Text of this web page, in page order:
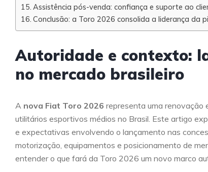
Assistência pós-venda: confiança e suporte ao
Conclusão: a Toro 2026 consolida a liderança da
Autoridade e contexto:
no mercado brasileiro
A nova Fiat Toro 2026 representa uma renovação
utilitários esportivos médios no Brasil. Este artigo
e expectativas envolvendo o lançamento nas
motorização, equipamentos e posicionamento de
entender o que fará da Toro 2026 um novo marco